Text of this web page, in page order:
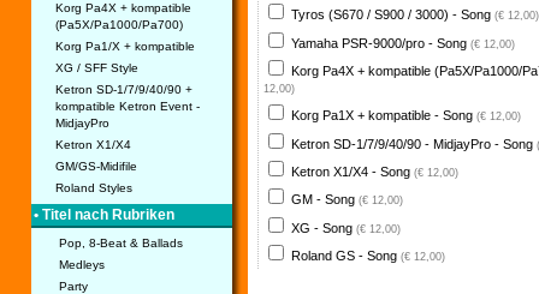
Korg Pa4X + kompatible
(Pa5X/Pa1000/Pa700)
Korg Pa1/X + kompatible
XG / SFF Style
Ketron SD-1/7/9/40/90 +
kompatible Ketron Event -
MidjayPro
Ketron X1/X4
GM/GS-Midifile
Roland Styles
• Titel nach Rubriken
Pop, 8-Beat & Ballads
Medleys
Party
Tyros (S670 / S900 / 3000) - Song (€ 12,00)
Yamaha PSR-9000/pro - Song (€ 12,00)
Korg Pa4X + kompatible (Pa5X/Pa1000/
12,00)
Korg Pa1X + kompatible - Song (€ 12,00)
Ketron SD-1/7/9/40/90 - MidjayPro - Song
Ketron X1/X4 - Song (€ 12,00)
GM - Song (€ 12,00)
XG - Song (€ 12,00)
Roland GS - Song (€ 12,00)